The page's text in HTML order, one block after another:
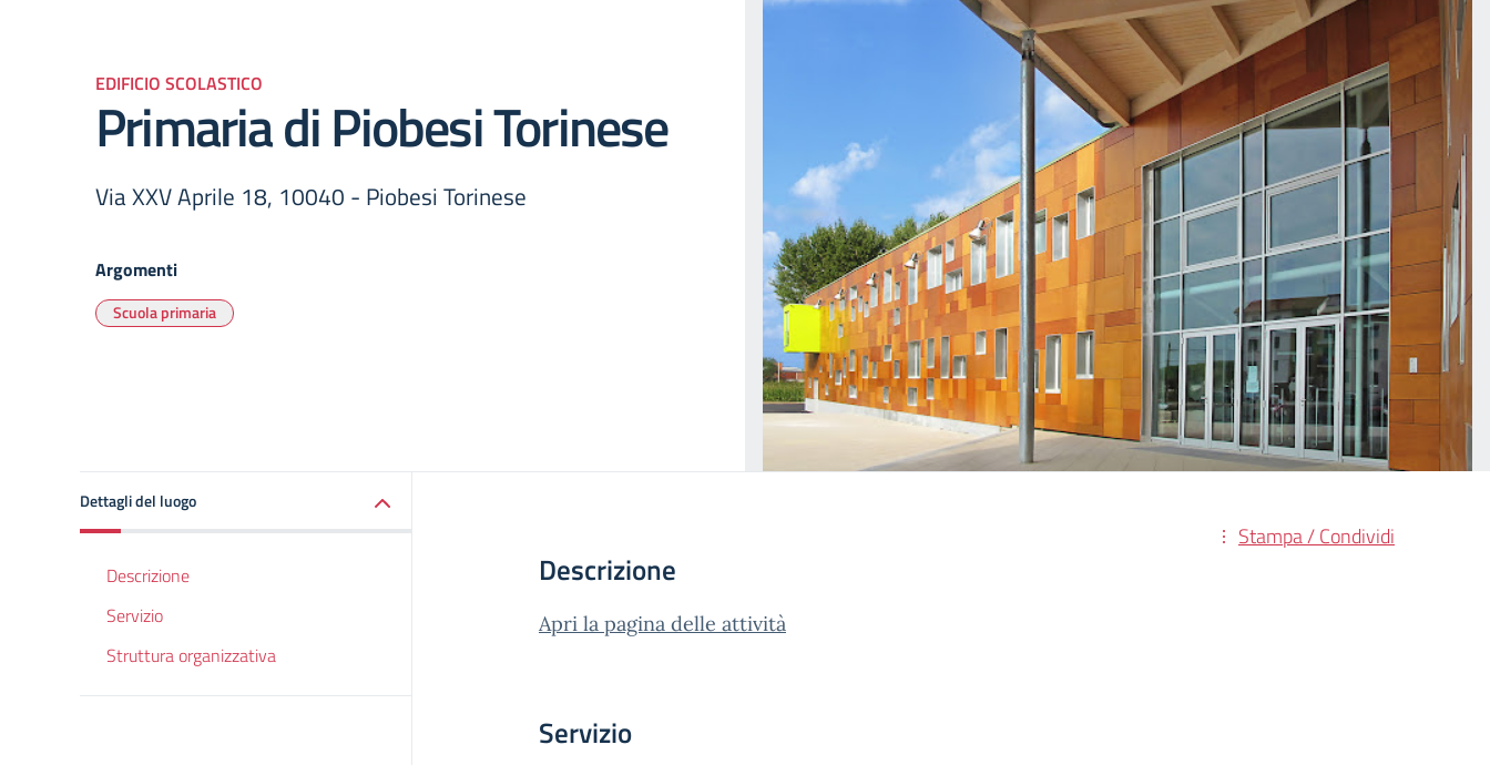
EDIFICIO SCOLASTICO
Primaria di Piobesi Torinese
Via XXV Aprile 18, 10040 - Piobesi Torinese
Argomenti
Scuola primaria
Dettagli del luogo
Descrizione
Servizio
Struttura organizzativa
Stampa / Condividi
Descrizione
Apri la pagina delle attività
Servizio